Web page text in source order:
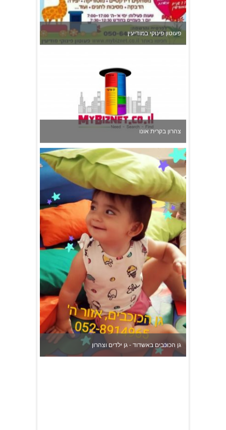
פעוטון פינוקי במודיעין
צהרון בקרית אונו
גן הכוכבים באשדוד - גן ילדים וצהרון